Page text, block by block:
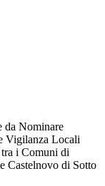
da Nominare
Vigilanza Locali
i Comuni di
Castelnovo di Sotto